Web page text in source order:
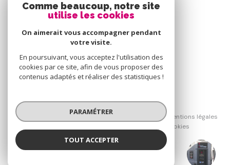
Groupe GTI Saint-Didier-en-Velay
SE CONNECTER
© 2026 | Tous droits réservés
Nos honoraires
Nos partenaires
Mentions légales
Cookies
Comme beaucoup, notre site
utilise les cookies
On aimerait vous accompagner pendant
votre visite.
En poursuivant, vous acceptez l'utilisation des
cookies par ce site, afin de vous proposer des
contenus adaptés et réaliser des statistiques !
PARAMÉTRER
TOUT ACCEPTER